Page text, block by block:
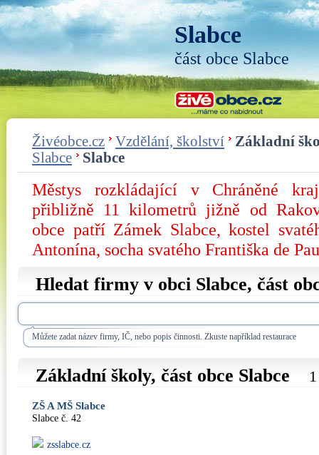
Slabce
část obce Slabce
Živéobce.cz Vzdělání, školství
Základní
Slabce
Slabce
Městys rozkládající v Chráněné
přibližně 11 kilometrů jižně od
obce patří Zámek Slabce, kostel
Antonína, socha svatého Františka de
Hledat firmy v obci Slabce, část
Můžete zadat název firmy, IČ, nebo popis činnosti. Zkuste například restaurace
Základní školy, část obce Slabce
ZŠ A MŠ Slabce
Slabce č. 42
zsslabce.cz